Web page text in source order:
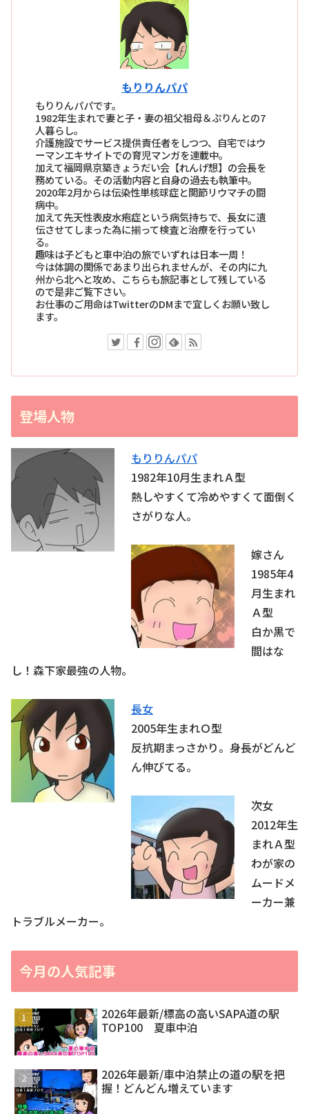
もりりんパパ
もりりんパパです。
1982年生まれで妻と子・妻の祖父祖母＆ぷりんとの7
人暮らし。
介護施設でサービス提供責任者をしつつ、自宅ではウ
ーマンエキサイトでの育児マンガを連載中。
加えて福岡県京築きょうだい会【れんげ想】の会長を
務めている。その活動内容と自身の過去も執筆中。
2020年2月からは伝染性単核球症と関節リウマチの闘
病中。
加えて先天性表皮水疱症という病気持ちで、長女に遺
伝させてしまった為に揃って検査と治療を行ってい
る。
趣味は子どもと車中泊の旅でいずれは日本一周！
今は体調の関係であまり出られませんが、その内に九
州から北へと攻め、こちらも旅記事として残している
ので是非ご覧下さい。
お仕事のご用命はTwitterのDMまで宜しくお願い致し
ます。
登場人物
もりりんパパ
1982年10月生まれＡ型
熱しやすくて冷めやすくて面倒く
さがりな人。
嫁さん
1985年4
月生まれ
Ａ型
白か黒で
間はな
し！森下家最強の人物。
長女
2005年生まれＯ型
反抗期まっさかり。身長がどんど
ん伸びてる。
次女
2012年生
まれＡ型
わが家の
ムードメ
ーカー兼
トラブルメーカー。
今月の人気記事
2026年最新/標高の高いSAPA道の駅
TOP100 夏車中泊
2026年最新/車中泊禁止の道の駅を把
握！どんどん増えています